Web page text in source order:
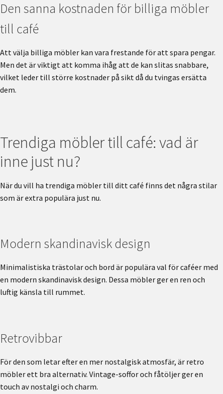
Den sanna kostnaden för billiga möbler
till café
Att välja billiga möbler kan vara frestande för att spara pengar.
Men det är viktigt att komma ihåg att de kan slitas snabbare,
vilket leder till större kostnader på sikt då du tvingas ersätta
dem.
Trendiga möbler till café: vad är
inne just nu?
När du vill ha trendiga möbler till ditt café finns det några stilar
som är extra populära just nu.
Modern skandinavisk design
Minimalistiska trästolar och bord är populära val för caféer med
en modern skandinavisk design. Dessa möbler ger en ren och
luftig känsla till rummet.
Retrovibbar
För den som letar efter en mer nostalgisk atmosfär, är retro
möbler ett bra alternativ. Vintage-soffor och fåtöljer ger en
touch av nostalgi och charm.